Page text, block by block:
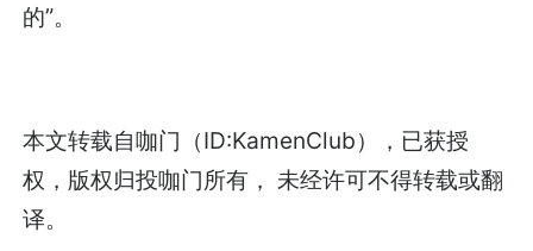
的”。
本文转载自咖门（ID:KamenClub），已获授
权，版权归投咖门所有， 未经许可不得转载或翻
译。